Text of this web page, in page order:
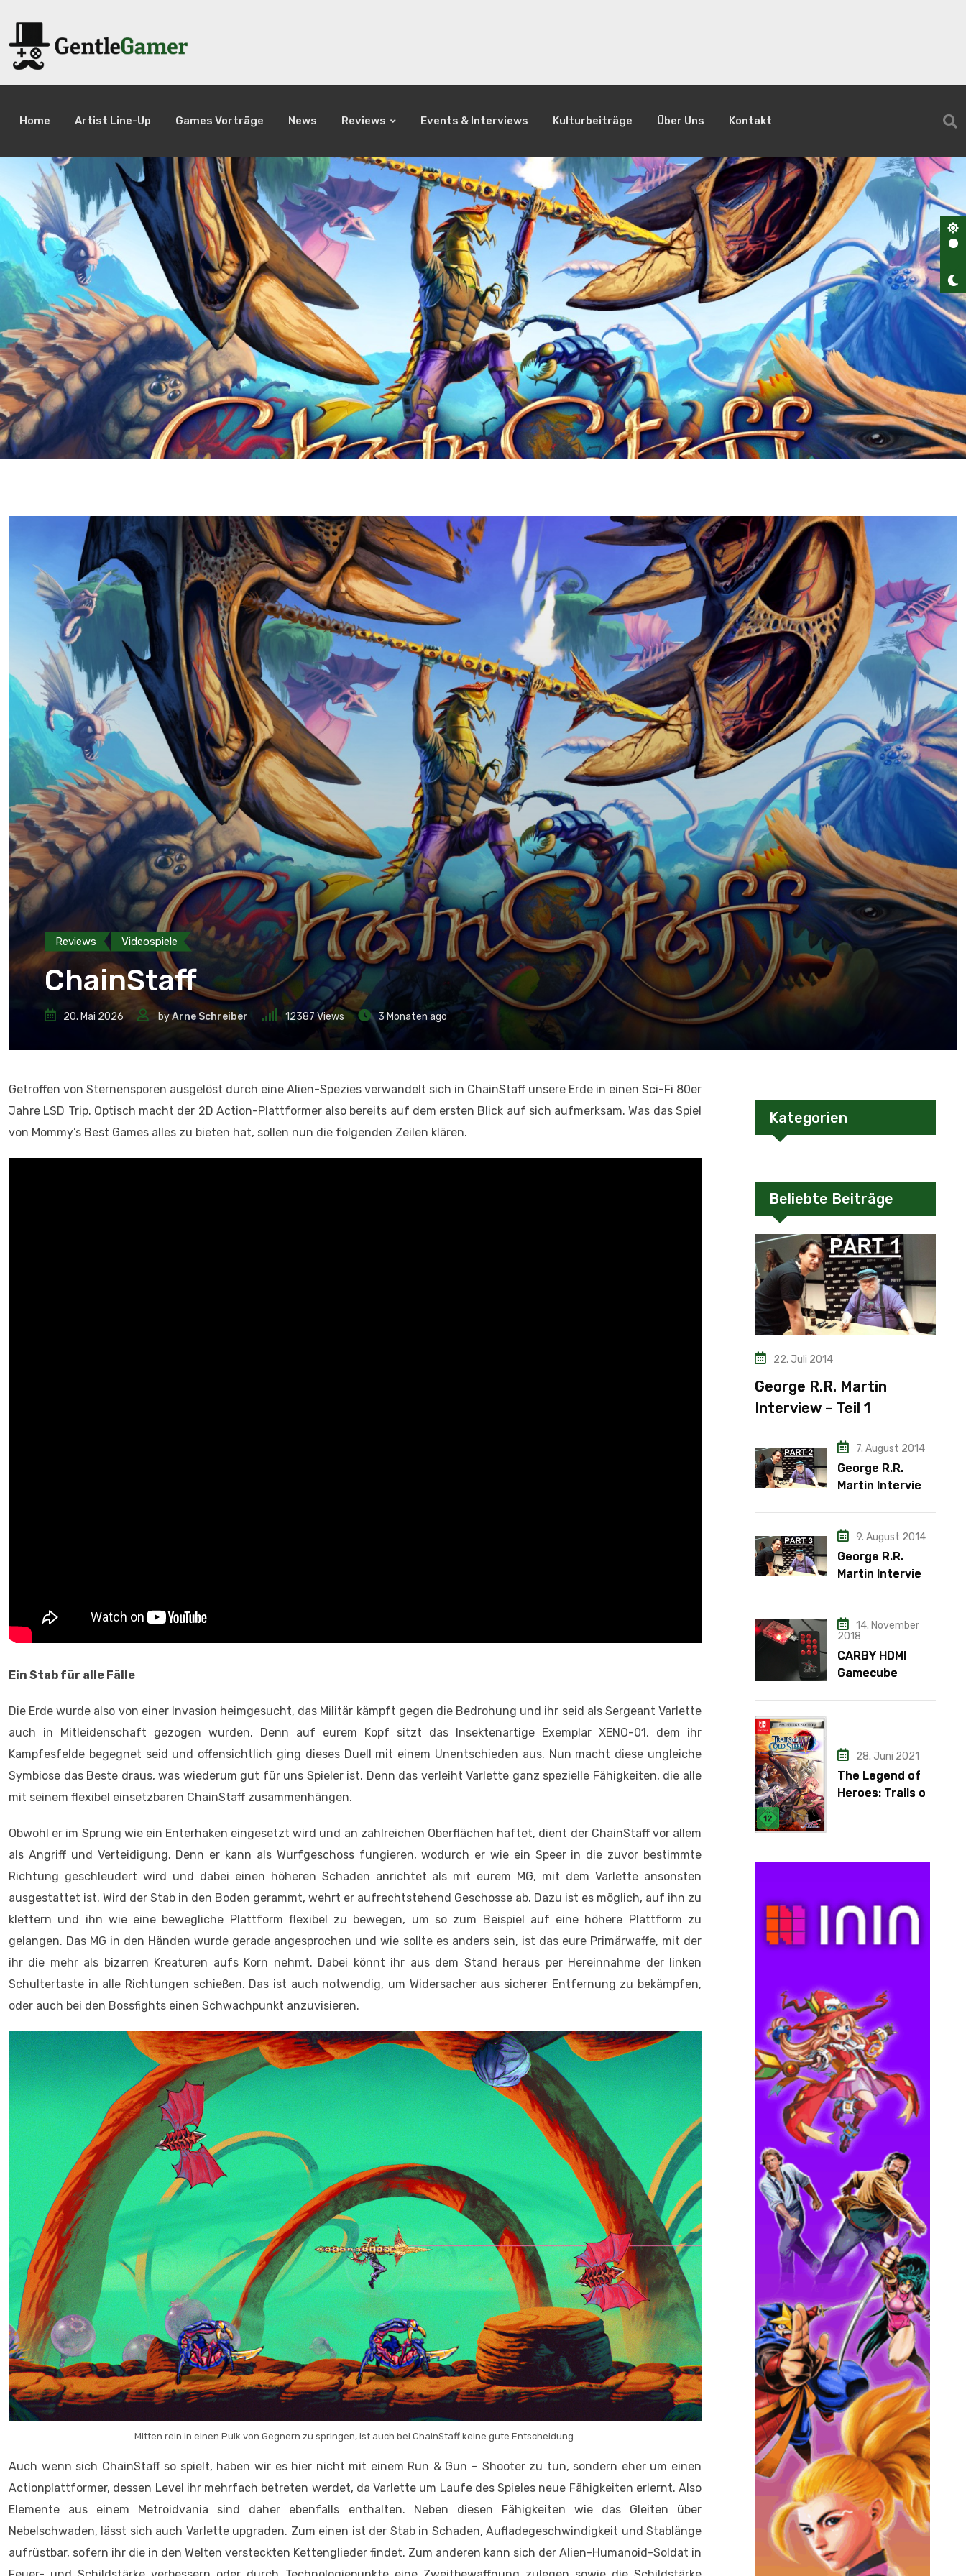
Home Artist Line-Up Games Vorträge News Reviews Events & Interviews Kulturbeiträge Über Uns Kontakt
Reviews Videospiele
ChainStaff
20. Mai 2026 byArne Schreiber 12387Views 3 Monaten ago
Getroffen von Sternensporen ausgelöst durch eine Alien-Spezies verwandelt sich in ChainStaff unsere Erde in einen Sci-Fi 80er
Jahre LSD Trip. Optisch macht der 2D Action-Plattformer also bereits auf dem ersten Blick auf sich aufmerksam. Was das Spiel
von Mommy’s Best Games alles zu bieten hat, sollen nun die folgenden Zeilen klären.
Ein Stab für alle Fälle
Die Erde wurde also von einer Invasion heimgesucht, das Militär kämpft gegen die Bedrohung und ihr seid als Sergeant Varlette
auch in Mitleidenschaft gezogen wurden. Denn auf eurem Kopf sitzt das Insektenartige Exemplar XENO-01, dem ihr
Kampfesfelde begegnet seid und offensichtlich ging dieses Duell mit einem Unentschieden aus. Nun macht diese ungleiche
Symbiose das Beste draus, was wiederum gut für uns Spieler ist. Denn das verleiht Varlette ganz spezielle Fähigkeiten, die alle
mit seinem flexibel einsetzbaren ChainStaff zusammenhängen.
Obwohl er im Sprung wie ein Enterhaken eingesetzt wird und an zahlreichen Oberflächen haftet, dient der ChainStaff vor allem
als Angriff und Verteidigung. Denn er kann als Wurfgeschoss fungieren, wodurch er wie ein Speer in die zuvor bestimmte
Richtung geschleudert wird und dabei einen höheren Schaden anrichtet als mit eurem MG, mit dem Varlette ansonsten
ausgestattet ist. Wird der Stab in den Boden gerammt, wehrt er aufrechtstehend Geschosse ab. Dazu ist es möglich, auf ihn zu
klettern und ihn wie eine bewegliche Plattform flexibel zu bewegen, um so zum Beispiel auf eine höhere Plattform zu
gelangen. Das MG in den Händen wurde gerade angesprochen und wie sollte es anders sein, ist das eure Primärwaffe, mit der
ihr die mehr als bizarren Kreaturen aufs Korn nehmt. Dabei könnt ihr aus dem Stand heraus per Hereinnahme der linken
Schultertaste in alle Richtungen schießen. Das ist auch notwendig, um Widersacher aus sicherer Entfernung zu bekämpfen,
oder auch bei den Bossfights einen Schwachpunkt anzuvisieren.
Mitten rein in einen Pulk von Gegnern zu springen, ist auch bei ChainStaff keine gute Entscheidung.
Auch wenn sich ChainStaff so spielt, haben wir es hier nicht mit einem Run & Gun – Shooter zu tun, sondern eher um einen
Actionplattformer, dessen Level ihr mehrfach betreten werdet, da Varlette um Laufe des Spieles neue Fähigkeiten erlernt. Also
Elemente aus einem Metroidvania sind daher ebenfalls enthalten. Neben diesen Fähigkeiten wie das Gleiten über
Nebelschwaden, lässt sich auch Varlette upgraden. Zum einen ist der Stab in Schaden, Aufladegeschwindigkeit und Stablänge
aufrüstbar, sofern ihr die in den Welten versteckten Kettenglieder findet. Zum anderen kann sich der Alien-Humanoid-Soldat in
Kategorien
Beliebte Beiträge
22. Juli 2014
George R.R. Martin
Interview – Teil 1
7. August 2014
George R.R.
Martin Interview
9. August 2014
George R.R.
Martin Interview
14. November
2018
CARBY HDMI
Gamecube
28. Juni 2021
The Legend of
Heroes: Trails of